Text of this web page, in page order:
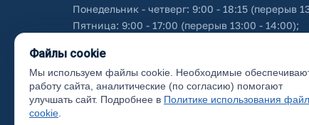
Понедельник - четверг: 9:00 - 18:15 (перерыв
Пятница: 9:00 - 17:00 (перерыв 13:00 - 14:00);
Об использовании персональных данных
Файлы cookie
Мы используем файлы cookie. Необходимые
работу сайта, аналитические (по согласию) помогают
улучшать сайт. Подробнее в Политике использования
cookie